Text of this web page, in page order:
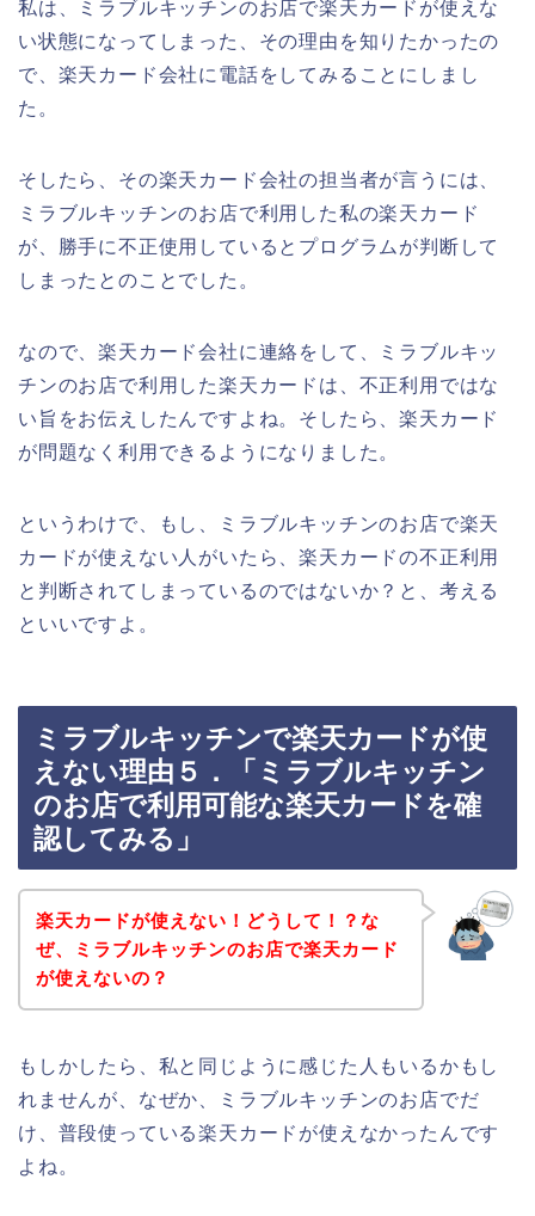
私は、ミラブルキッチンのお店で楽天カードが使えな
い状態になってしまった、その理由を知りたかったの
で、楽天カード会社に電話をしてみることにしまし
た。
そしたら、その楽天カード会社の担当者が言うには、
ミラブルキッチンのお店で利用した私の楽天カード
が、勝手に不正使用しているとプログラムが判断して
しまったとのことでした。
なので、楽天カード会社に連絡をして、ミラブルキッ
チンのお店で利用した楽天カードは、不正利用ではな
い旨をお伝えしたんですよね。そしたら、楽天カード
が問題なく利用できるようになりました。
というわけで、もし、ミラブルキッチンのお店で楽天
カードが使えない人がいたら、楽天カードの不正利用
と判断されてしまっているのではないか？と、考える
といいですよ。
ミラブルキッチンで楽天カードが使
えない理由５．「ミラブルキッチン
のお店で利用可能な楽天カードを確
認してみる」
楽天カードが使えない！どうして！？な
ぜ、ミラブルキッチンのお店で楽天カード
が使えないの？
もしかしたら、私と同じように感じた人もいるかもし
れませんが、なぜか、ミラブルキッチンのお店でだ
け、普段使っている楽天カードが使えなかったんです
よね。